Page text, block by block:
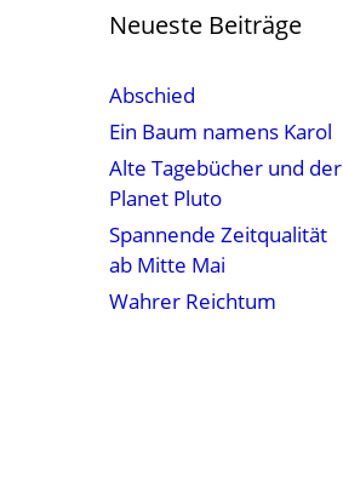
Neueste Beiträge
Abschied
Ein Baum namens Karol
Alte Tagebücher und der
Planet Pluto
Spannende Zeitqualität
ab Mitte Mai
Wahrer Reichtum